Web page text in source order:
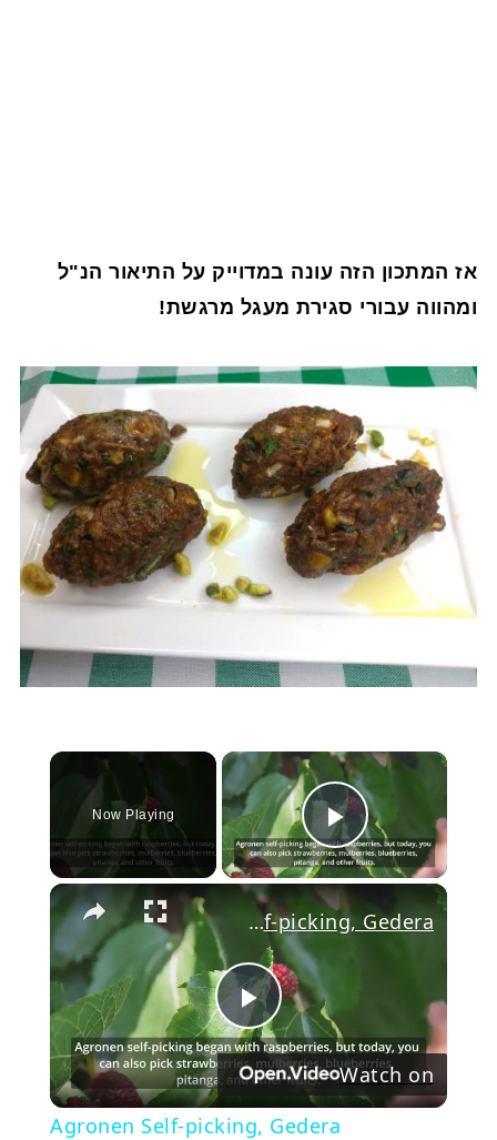
אז המתכון הזה עונה במדוייק על התיאור הנ"ל
ומהווה עבורי סגירת מעגל מרגשת!
×
Play Video
Now Playing
Play
Video
Agronen Self-picking, Gedera
Watch on
Agronen Self-picking, Gedera